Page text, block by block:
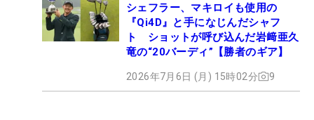
シェフラー、マキロイも使用の
『Qi4D』と手になじんだシャフ
ト ショットが呼び込んだ岩﨑亜久
竜の“20バーディ”【勝者のギア】
2026年7月6日 (月) 15時02分 9